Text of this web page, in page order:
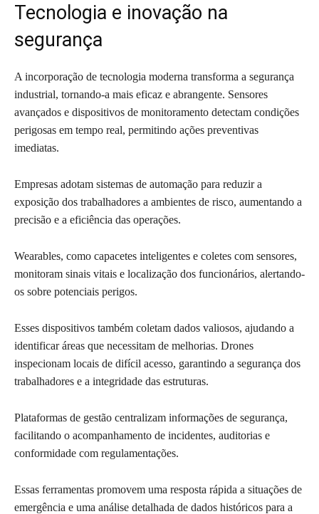
Tecnologia e inovação na
segurança
A incorporação de tecnologia moderna transforma a segurança
industrial, tornando-a mais eficaz e abrangente. Sensores
avançados e dispositivos de monitoramento detectam condições
perigosas em tempo real, permitindo ações preventivas
imediatas.
Empresas adotam sistemas de automação para reduzir a
exposição dos trabalhadores a ambientes de risco, aumentando a
precisão e a eficiência das operações.
Wearables, como capacetes inteligentes e coletes com sensores,
monitoram sinais vitais e localização dos funcionários, alertando-
os sobre potenciais perigos.
Esses dispositivos também coletam dados valiosos, ajudando a
identificar áreas que necessitam de melhorias. Drones
inspecionam locais de difícil acesso, garantindo a segurança dos
trabalhadores e a integridade das estruturas.
Plataformas de gestão centralizam informações de segurança,
facilitando o acompanhamento de incidentes, auditorias e
conformidade com regulamentações.
Essas ferramentas promovem uma resposta rápida a situações de
emergência e uma análise detalhada de dados históricos para a